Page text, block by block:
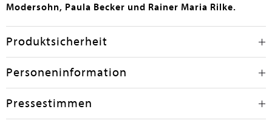
Modersohn, Paula Becker und Rainer Maria Rilke.
Produktsicherheit
Personeninformation
Pressestimmen